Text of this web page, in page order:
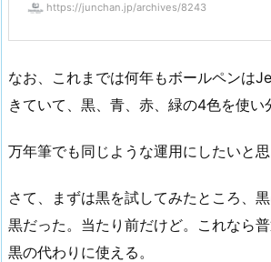
https://junchan.jp/archives/8243
なお、これまでは何年もボールペンは
きていて、黒、青、赤、緑の4色を使い
万年筆でも同じような運用にしたいと思
さて、まずは黒を試してみたところ、
黒だった。当たり前だけど。これなら
黒の代わりに使える。